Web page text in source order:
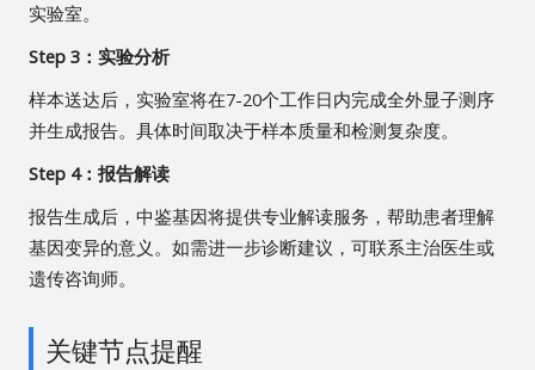
实验室。
Step 3：实验分析
样本送达后，实验室将在7-20个工作日内完成全外显子测序
并生成报告。具体时间取决于样本质量和检测复杂度。
Step 4：报告解读
报告生成后，中鉴基因将提供专业解读服务，帮助患者理解
基因变异的意义。如需进一步诊断建议，可联系主治医生或
遗传咨询师。
关键节点提醒